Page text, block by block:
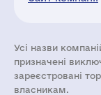
Усі назви
призначені
зареєстровані
власникам.